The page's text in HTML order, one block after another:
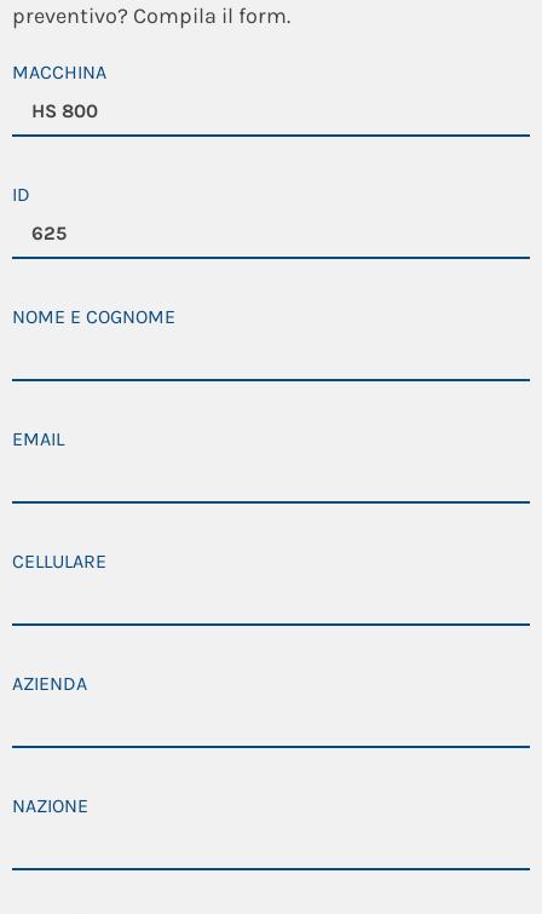
preventivo? Compila il form.
MACCHINA
ID
NOME E COGNOME
EMAIL
CELLULARE
AZIENDA
NAZIONE